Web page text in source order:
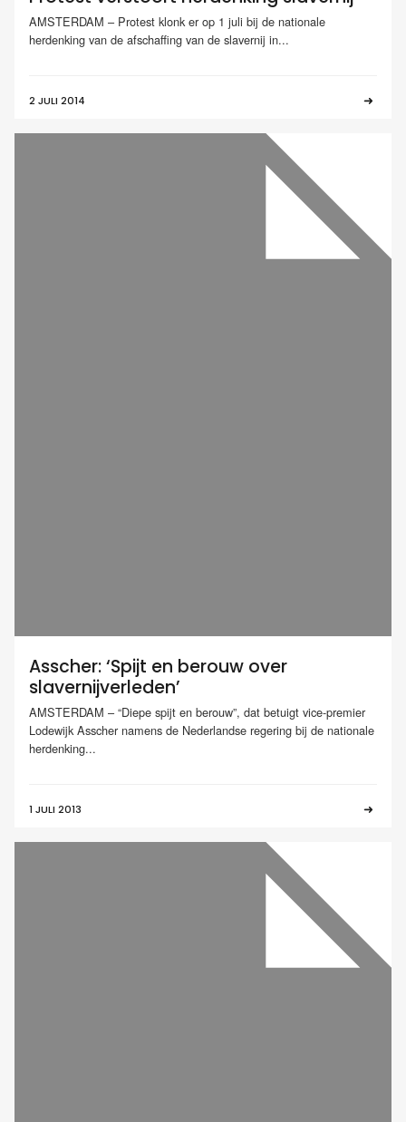
AMSTERDAM – Protest klonk er op 1 juli bij de nationale
herdenking van de afschaffing van de slavernij in...
2 JULI 2014
Asscher: ‘Spijt en berouw over
slavernijverleden’
AMSTERDAM – “Diepe spijt en berouw”, dat betuigt vice-premier
Lodewijk Asscher namens de Nederlandse regering bij de nationale
herdenking...
1 JULI 2013